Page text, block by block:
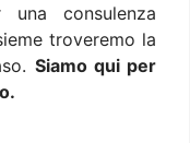
consulenza
troveremo la
Siamo qui per